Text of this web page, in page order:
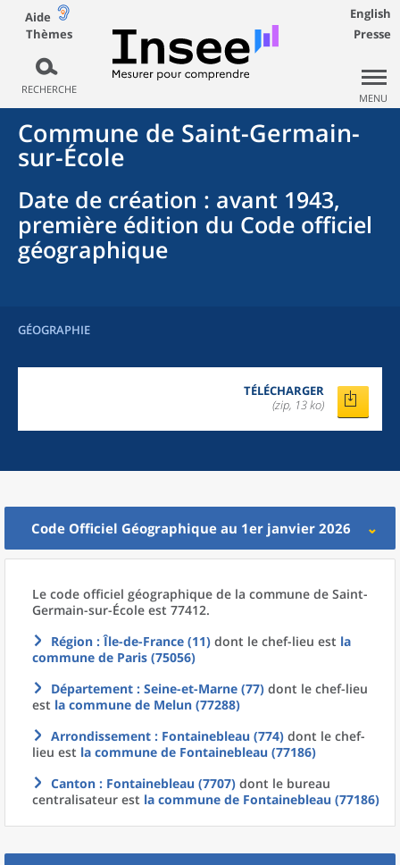
Aide
Thèmes
RECHERCHE
English
Presse
MENU
Commune de Saint-Germain-
sur-École
Date de création : avant 1943,
première édition du Code officiel
géographique
GÉOGRAPHIE
TÉLÉCHARGER
(zip, 13 ko)
Code Officiel Géographique au 1er janvier 2026
Le code officiel géographique de la commune de Saint-
Germain-sur-École est 77412.
Région : Île-de-France (11) dont le chef-lieu est la
commune de Paris (75056)
Département : Seine-et-Marne (77) dont le chef-lieu
est la commune de Melun (77288)
Arrondissement : Fontainebleau (774) dont le chef-
lieu est la commune de Fontainebleau (77186)
Canton : Fontainebleau (7707) dont le bureau
centralisateur est la commune de Fontainebleau (77186)